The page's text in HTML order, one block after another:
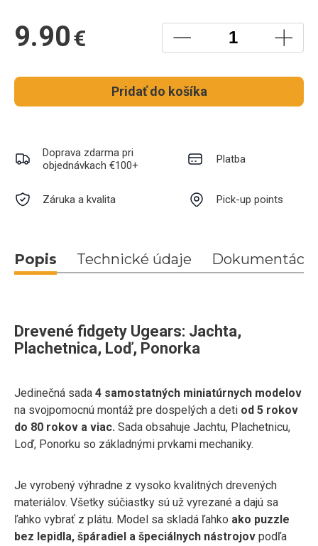
9.90€
Pridať do košíka
Doprava zdarma pri
objednávkach €100+
Platba
Záruka a kvalita Pick-up points
Popis Technické údaje Dokumentácia
Drevené fidgety Ugears: Jachta,
Plachetnica, Loď, Ponorka
Jedinečná sada 4 samostatných miniatúrnych modelov
na svojpomocnú montáž pre dospelých a deti od 5 rokov
do 80 rokov a viac. Sada obsahuje Jachtu, Plachetnicu,
Loď, Ponorku so základnými prvkami mechaniky.
Je vyrobený výhradne z vysoko kvalitných drevených
materiálov. Všetky súčiastky sú už vyrezané a dajú sa
ľahko vybrať z plátu. Model sa skladá ľahko ako puzzle
bez lepidla, špáradiel a špeciálnych nástrojov podľa